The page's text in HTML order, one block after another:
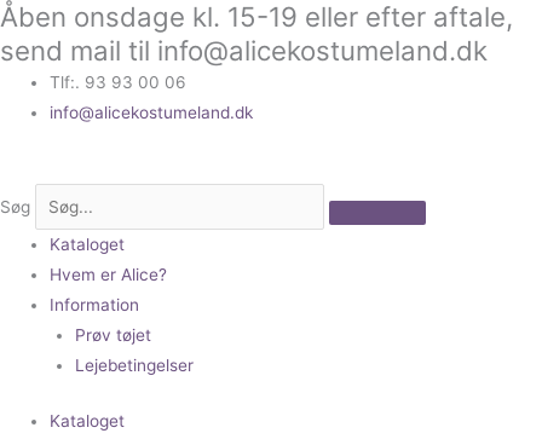
Gå
til
indholdet
Åben onsdage kl. 15-19 eller efter aftale,
send mail til info@alicekostumeland.dk
Tlf:. 93 93 00 06
info@alicekostumeland.dk
Søg
Kataloget
Hvem er Alice?
Information
Prøv tøjet
Lejebetingelser
Kataloget